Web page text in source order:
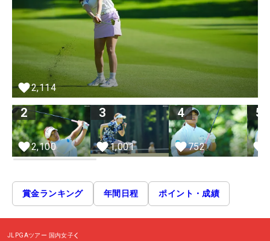
2,114
2
2,100
3
1,001
4
752
5
賞金ランキング 年間日程 ポイント・成績
JLPGAツアー 国内女子